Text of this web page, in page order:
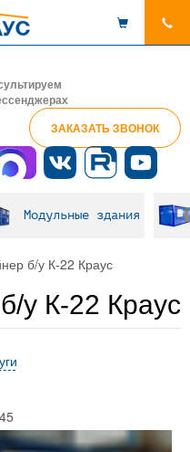
ЗАКАЗАТЬ ЗВОНОК
Модульные здания
б/у К-22 Краус
у К-22 Краус